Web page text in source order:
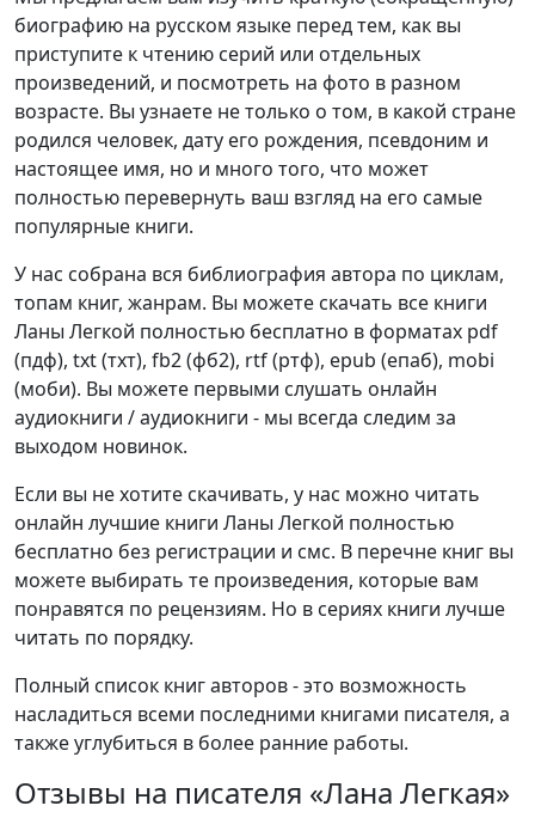
биографию на русском языке перед тем, как вы
приступите к чтению серий или отдельных
произведений, и посмотреть на фото в разном
возрасте. Вы узнаете не только о том, в какой стране
родился человек, дату его рождения, псевдоним и
настоящее имя, но и много того, что может
полностью перевернуть ваш взгляд на его самые
популярные книги.
У нас собрана вся библиография автора по циклам,
топам книг, жанрам. Вы можете скачать все книги
Ланы Легкой полностью бесплатно в форматах pdf
(пдф), txt (тхт), fb2 (фб2), rtf (ртф), epub (епаб), mobi
(моби). Вы можете первыми слушать онлайн
аудиокниги / аудиокниги - мы всегда следим за
выходом новинок.
Если вы не хотите скачивать, у нас можно читать
онлайн лучшие книги Ланы Легкой полностью
бесплатно без регистрации и смс. В перечне книг вы
можете выбирать те произведения, которые вам
понравятся по рецензиям. Но в сериях книги лучше
читать по порядку.
Полный список книг авторов - это возможность
насладиться всеми последними книгами писателя, а
также углубиться в более ранние работы.
Отзывы на писателя «Лана Легкая»